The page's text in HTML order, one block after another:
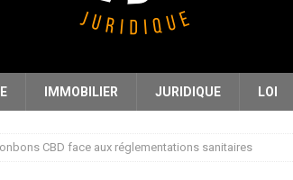
IMMOBILIER JURIDIQUE LOI
CBD face aux réglementations sanitaires